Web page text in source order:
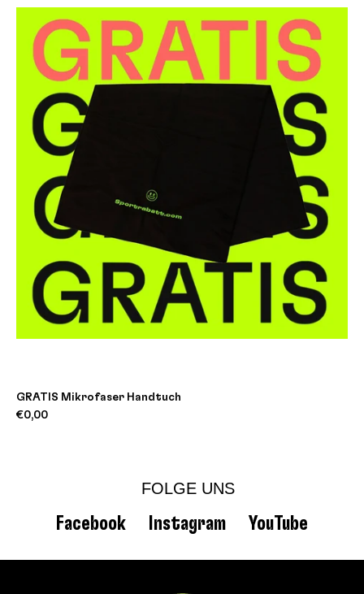
GRATIS Mikrofaser Handtuch
€0,00
FOLGE UNS
Facebook Instagram YouTube